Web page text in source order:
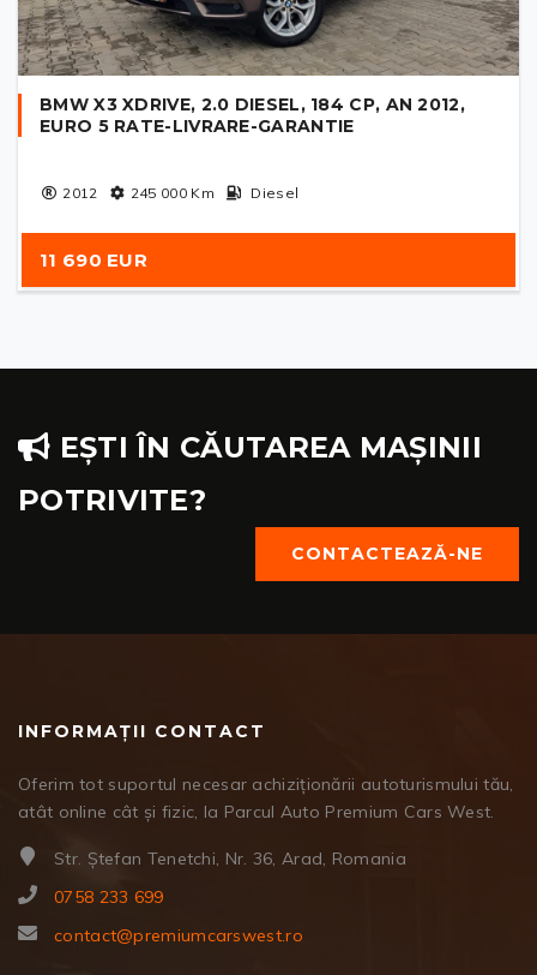
BMW X3 XDRIVE, 2.0 DIESEL, 184 CP, AN 2012,
EURO 5 RATE-LIVRARE-GARANTIE
2012 245 000Km Diesel
11 690 EUR
EȘTI ÎN CĂUTAREA MAȘINII
POTRIVITE?
CONTACTEAZĂ-NE
INFORMAȚII CONTACT
Oferim tot suportul necesar achiziționării autoturismului tău,
atât online cât și fizic, la Parcul Auto Premium Cars West.
Str. Ștefan Tenetchi, Nr. 36, Arad, Romania
0758 233 699
contact@premiumcarswest.ro